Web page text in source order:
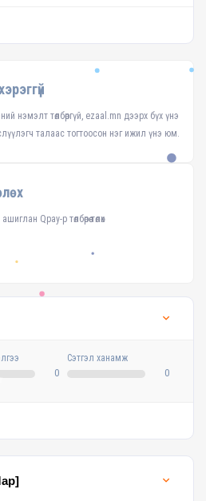
нэмэлт төлбөргүй, ezaal.mn дээрх бүх үнэ
талаас тогтоосон нэг ижил үнэ юм.
Qpay-р төлбөрөө төлөх
0
Сэтгэл ханамж
0